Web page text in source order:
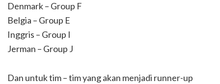
Denmark – Group F
Belgia – Group E
Inggris – Group I
Jerman – Group J
Dan untuk tim – tim yang akan menjadi runner-up